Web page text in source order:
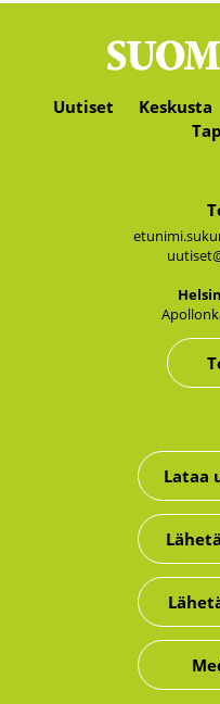
Uutiset Keskusta
Lataa